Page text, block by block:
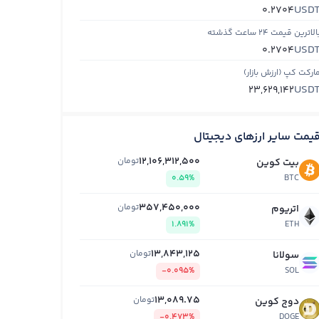
0.2704
قیمت ۲۴ ساعت گذشته
0.2704
مارکت کپ (ارزش بازار)
23,629,142
قیمت سایر ارزهای دیجیتال
بیت کوین
BTC
12,106,312,500تومان
0.59%
اتریوم
ETH
357,450,000تومان
1.891%
سولانا
SOL
13,843,125تومان
-0.095%
دوج کوین 13,089.75تومان